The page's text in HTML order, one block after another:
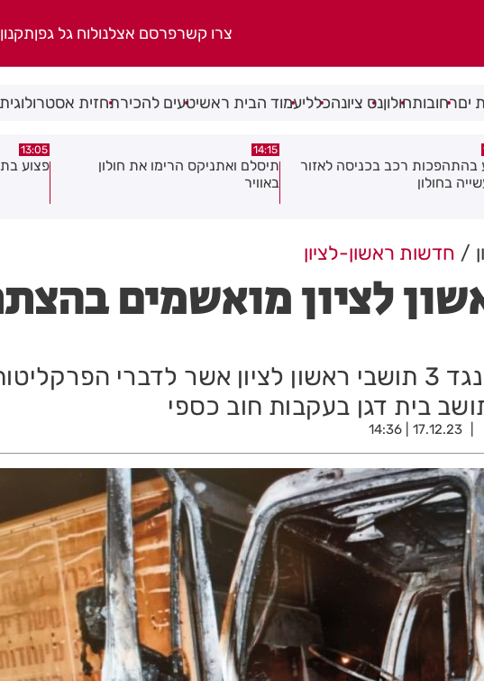
צרו קשרפרסם אצלנולוח גל גפן
יםרחובותחולוןנס ציונהכלליעמוד הבית ראשיטעים להכירתחזית אסטרולוגית
ואתניקס הרימו את חולון
13:05
פצוע בתאונת אופנוע במרכז חולון
08:58
גופה
חדשות ראשון-לציון
לציון מואשמים
כתב אישום הוגש כנגד 3 תושבי ראשון לציון אשר לדברי
בית דגן בעקבות חוב כספי
17.12.23 | 14:36